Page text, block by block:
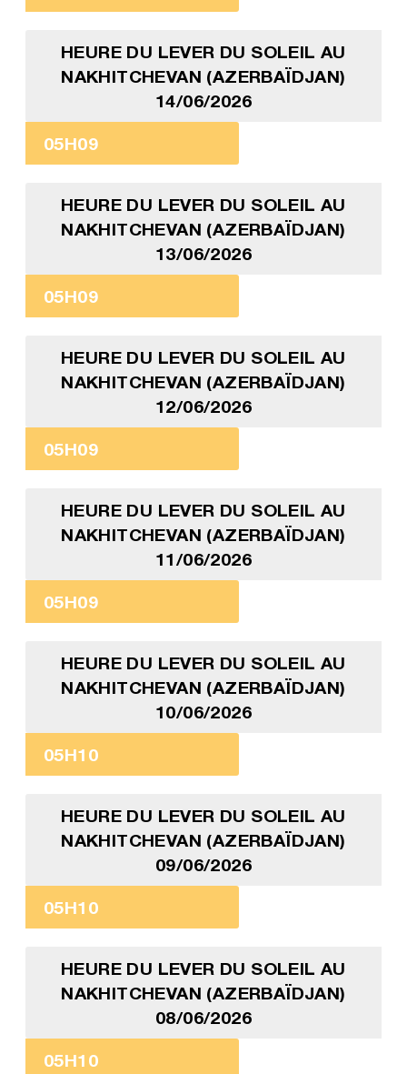
HEURE DU LEVER DU SOLEIL AU
NAKHITCHEVAN (AZERBAÏDJAN)
14/06/2026
05H09
HEURE DU LEVER DU SOLEIL AU
NAKHITCHEVAN (AZERBAÏDJAN)
13/06/2026
05H09
HEURE DU LEVER DU SOLEIL AU
NAKHITCHEVAN (AZERBAÏDJAN)
12/06/2026
05H09
HEURE DU LEVER DU SOLEIL AU
NAKHITCHEVAN (AZERBAÏDJAN)
11/06/2026
05H09
HEURE DU LEVER DU SOLEIL AU
NAKHITCHEVAN (AZERBAÏDJAN)
10/06/2026
05H10
HEURE DU LEVER DU SOLEIL AU
NAKHITCHEVAN (AZERBAÏDJAN)
09/06/2026
05H10
HEURE DU LEVER DU SOLEIL AU
NAKHITCHEVAN (AZERBAÏDJAN)
08/06/2026
05H10